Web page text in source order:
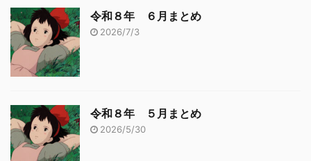
令和８年 ６月まとめ
2026/7/3
令和８年 ５月まとめ
2026/5/30